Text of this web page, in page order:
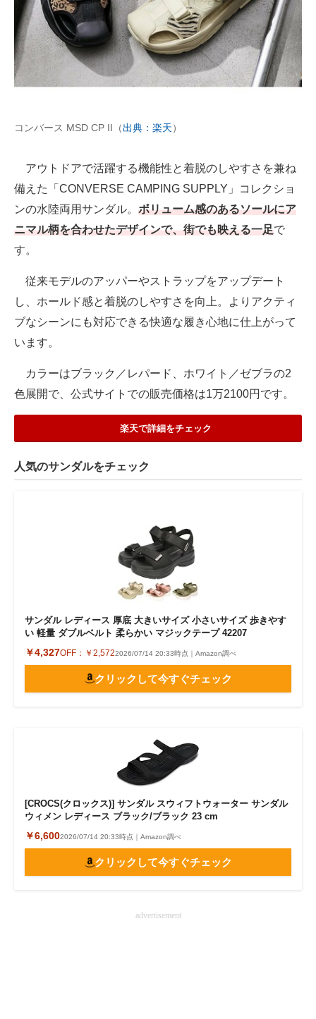
コンバース MSD CP II（出典：楽天）
アウトドアで活躍する機能性と着脱のしやすさを兼ね
備えた「CONVERSE CAMPING SUPPLY」コレクショ
ンの水陸両用サンダル。 ボリューム感のあるソールにア
ニマル柄を合わせたデザインで、街でも映える一足で
す。
従来モデルのアッパーやストラップをアップデート
し、ホールド感と着脱のしやすさを向上。よりアクティ
ブなシーンにも対応できる快適な履き心地に仕上がって
います。
カラーはブラック／レパード、ホワイト／ゼブラの2
色展開で、公式サイトでの販売価格は1万2100円です。
楽天で詳細をチェック
人気のサンダルをチェック
サンダル レディース 厚底 大きいサイズ 小さいサイズ 歩きやす
い 軽量 ダブルベルト 柔らかい マジックテープ 42207
￥4,327OFF： ￥2,5722026/07/14 20:33時点｜Amazon調べ
クリックして今すぐチェック
[CROCS(クロックス)] サンダル スウィフトウォーター サンダル
ウィメン レディース ブラック/ブラック 23 cm
￥6,6002026/07/14 20:33時点｜Amazon調べ
クリックして今すぐチェック
advertisement